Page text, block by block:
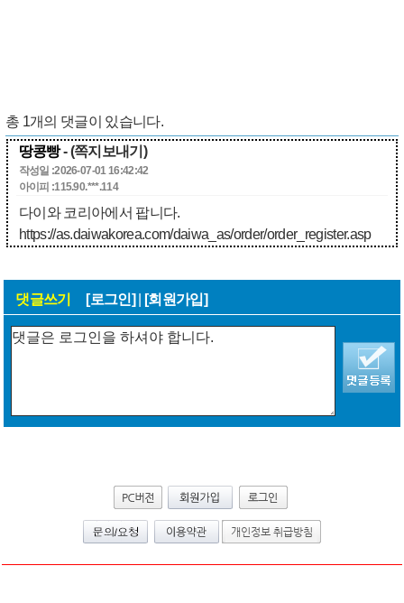
총 1개의 댓글이 있습니다.
땅콩빵- (쪽지보내기)
작성일 :2026-07-01 16:42:42
아이피 :115.90.***.114
다이와 코리아에서 팝니다.
https://as.daiwakorea.com/daiwa_as/order/order_register.asp
댓글쓰기 [로그인] [회원가입]